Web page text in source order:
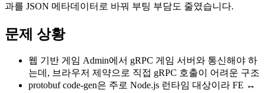
과를 JSON 메타데이터로 바꿔 부팅 부담도 줄였습니다.
문제 상황
웹 기반 게임 Admin에서 gRPC 게임 서버와 통신해야 하
는데, 브라우저 제약으로 직접 gRPC 호출이 어려운 구조
protobuf code-gen은 주로 Node.js 런타임 대상이라 FE ↔